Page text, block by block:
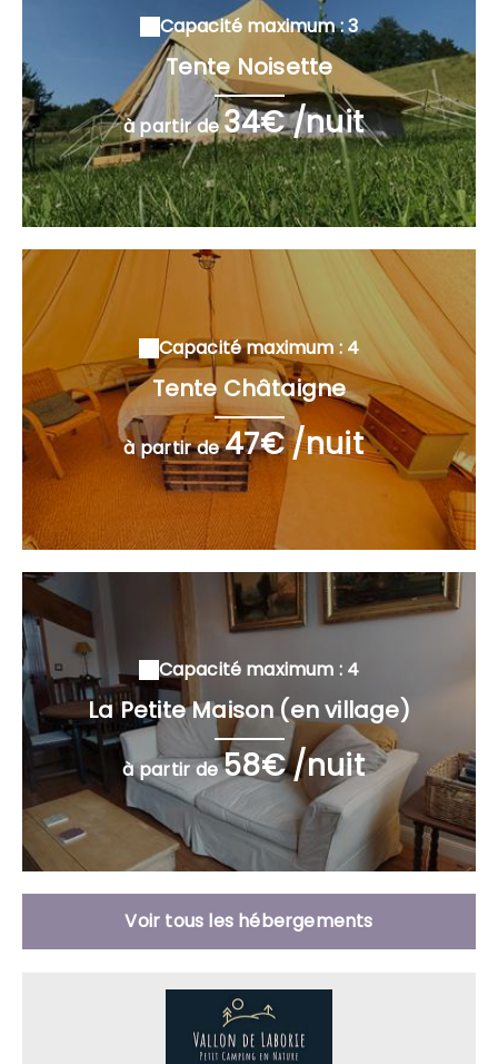
Capacité maximum : 3
Tente Noisette
à partir de34€ /nuit
Capacité maximum : 4
Tente Châtaigne
à partir de47€ /nuit
Capacité maximum : 4
La Petite Maison (en village)
à partir de58€ /nuit
Voir tous les hébergements